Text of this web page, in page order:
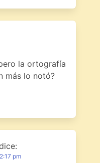
la ortografía
más lo notó?
pm